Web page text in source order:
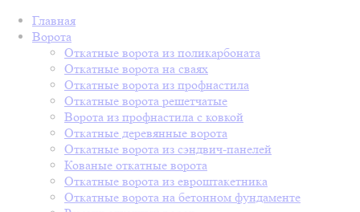
Главная
Ворота
Откатные ворота из поликарбоната
Откатные ворота на сваях
Откатные ворота из профнастила
Откатные ворота решетчатые
Ворота из профнастила с ковкой
Откатные деревянные ворота
Откатные ворота из сэндвич-панелей
Кованые откатные ворота
Откатные ворота из евроштакетника
Откатные ворота на бетонном фундаменте